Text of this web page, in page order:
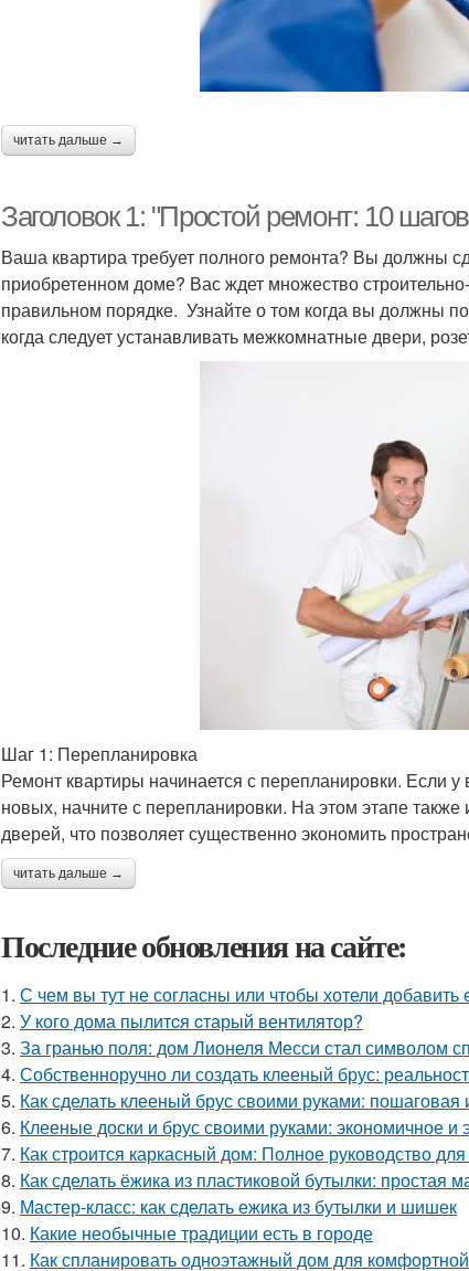
читать дальше →
Заголовок 1: "Простой ремонт: 10
Ваша квартира требует полного ремонта? Вы должны
приобретенном доме? Вас ждет множество
правильном порядке. Узнайте о том когда вы должны
когда следует устанавливать межкомнатные двери,
Шаг 1: Перепланировка
Ремонт квартиры начинается с перепланировки. Если
новых, начните с перепланировки. На этом этапе
дверей, что позволяет существенно экономить
читать дальше →
Последние обновления на сайте:
1. С чем вы тут не согласны или чтобы хотели добавить
2. У кого дома пылитcя cтарый вентилятор?
3. За гранью поля: дом Лионеля Месси стал символом
4. Собственноручно ли создать клееный брус:
5. Как сделать клееный брус своими руками: пошаговая
6. Клееные доски и брус своими руками: экономичное и
7. Как строится каркасный дом: Полное руководство
8. Как сделать ёжика из пластиковой бутылки: простая
9. Мастер-класс: как сделать ежика из бутылки и шишек
10. Какие необычные традиции есть в городе
11. Как спланировать одноэтажный дом для